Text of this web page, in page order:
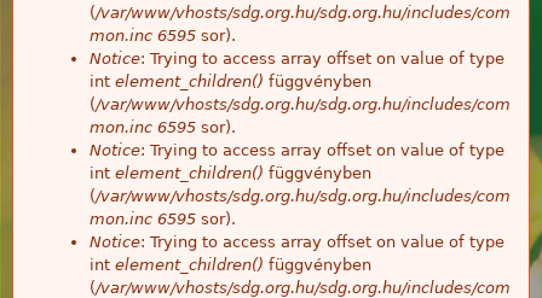
(/var/www/vhosts/sdg.org.hu/sdg.org.hu/includes/com
mon.inc 6595 sor).
Notice: Trying to access array offset on value of type
int element_children() függvényben
(/var/www/vhosts/sdg.org.hu/sdg.org.hu/includes/com
mon.inc 6595 sor).
Notice: Trying to access array offset on value of type
int element_children() függvényben
(/var/www/vhosts/sdg.org.hu/sdg.org.hu/includes/com
mon.inc 6595 sor).
Notice: Trying to access array offset on value of type
int element_children() függvényben
(/var/www/vhosts/sdg.org.hu/sdg.org.hu/includes/com